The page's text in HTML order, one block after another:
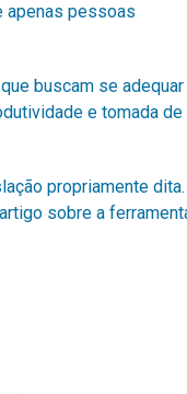
apenas pessoas
buscam se adequar
e tomada de
propriamente dita.
sobre a